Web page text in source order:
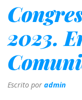
2023.
Escrito por admin